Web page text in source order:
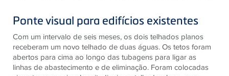
Ponte visual para edifícios existentes
Com um intervalo de seis meses, os dois telhados planos
receberam um novo telhado de duas águas. Os tetos foram
abertos para cima ao longo das tubagens para ligar as
linhas de abastecimento e de eliminação. Foram colocadas